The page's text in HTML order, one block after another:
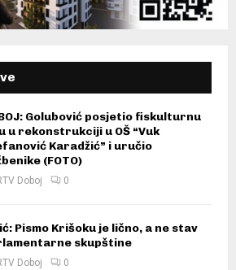
Golubović posjetio fiskulturnu
u rekonstrukciji u OŠ “Vuk
Karadžić” i uručio
(FOTO)
Doboj 0
Pismo Krišoku je lično, a ne stav
skupštine
Doboj 0